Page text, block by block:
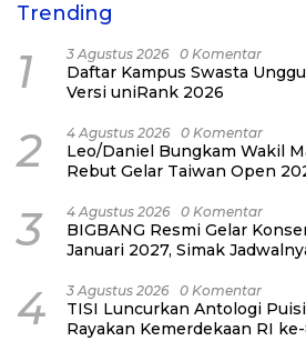
Trending
1 3 Agustus 2026 0 Komentar
Daftar Kampus Swasta
Versi uniRank 2026
2 4 Agustus 2026 0 Komentar
Leo/Daniel Bungkam Wakil
Rebut Gelar Taiwan Open
3 4 Agustus 2026 0 Komentar
BIGBANG Resmi Gelar
Januari 2027, Simak
4 3 Agustus 2026 0 Komentar
TISI Luncurkan Antologi
Rayakan Kemerdekaan RI ke-